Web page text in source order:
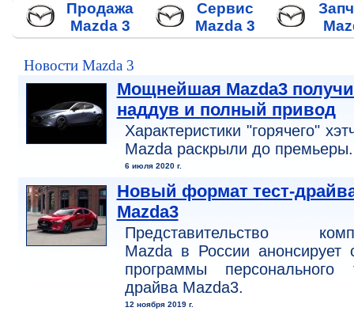
Продажа
Mazda 3
Сервис
Mazda 3
Новости Mazda 3
Мощнейшая Mazda3
наддув и полный привод
Характеристики "горячего"
Mazda раскрыли до премьеры.
6 июля 2020 г.
Новый формат тест-
Mazda3
Представительство
Mazda в России анонсирует
программы персонального
драйва Mazda3.
12 ноября 2019 г.